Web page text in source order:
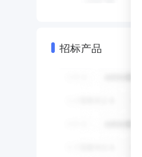
招标产品